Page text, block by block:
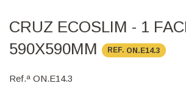
CRUZ ECOSLIM - 1
590X590MM
REF. ON.E14.3
Ref.ª ON.E14.3